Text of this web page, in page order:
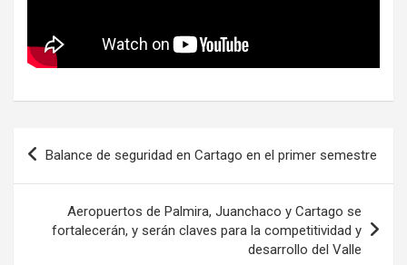
Balance de seguridad en Cartago en el primer semestre
Aeropuertos de Palmira, Juanchaco y Cartago se
fortalecerán, y serán claves para la competitividad y
desarrollo del Valle